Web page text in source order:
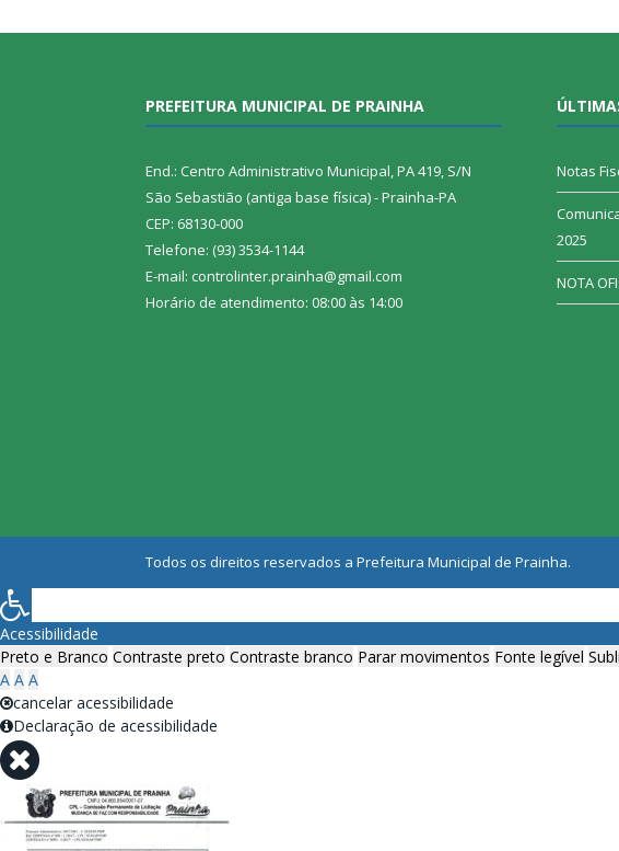
PREFEITURA MUNICIPAL DE PRAINHA
End.: Centro Administrativo Municipal, PA 419, S/N
São Sebastião (antiga base física) - Prainha-PA
CEP: 68130-000
Telefone: (93) 3534-1144
E-mail: controlinter.prainha@gmail.com
Horário de atendimento: 08:00 às 14:00
Notas
2025
NOTA
Todos os direitos reservados a Prefeitura Municipal de Prainha.
Acessibilidade
Preto e Branco Contraste preto Contraste branco Parar movimentos Fonte legível
A A A
cancelar acessibilidade
Declaração de acessibilidade